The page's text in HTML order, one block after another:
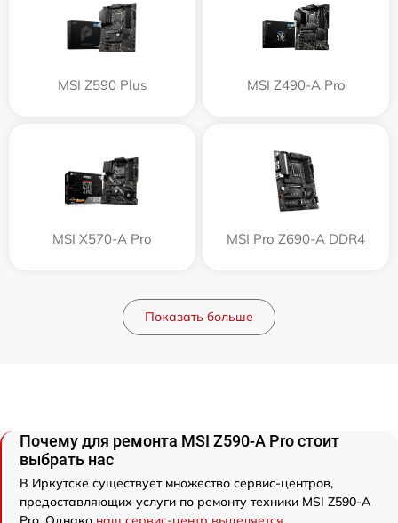
MSI Z590 Plus MSI Z490-A Pro
MSI X570-A Pro MSI Pro Z690-A DDR4
Показать больше
Почему для ремонта MSI Z590-A Pro стоит
выбрать нас
В Иркутске существует множество сервис-центров,
предоставляющих услуги по ремонту техники MSI Z590-A